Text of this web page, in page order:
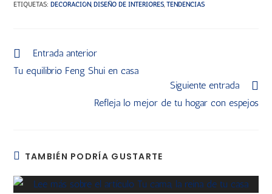
ETIQUETAS:DECORACIÓN, DISEÑO DE INTERIORES, TENDENCIAS
Entrada anterior
Tu equilibrio Feng Shui en casa
Siguiente entrada
Refleja lo mejor de tu hogar con espejos
TAMBIÉN PODRÍA GUSTARTE